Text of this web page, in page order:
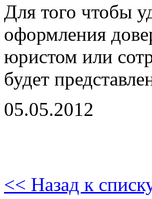
Для того чтобы
оформления
юристом или
будет
05.05.2012
<< Назад к